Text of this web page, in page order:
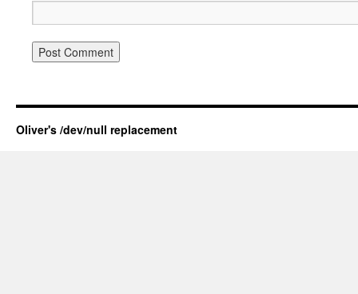
Oliver's /dev/null replacement